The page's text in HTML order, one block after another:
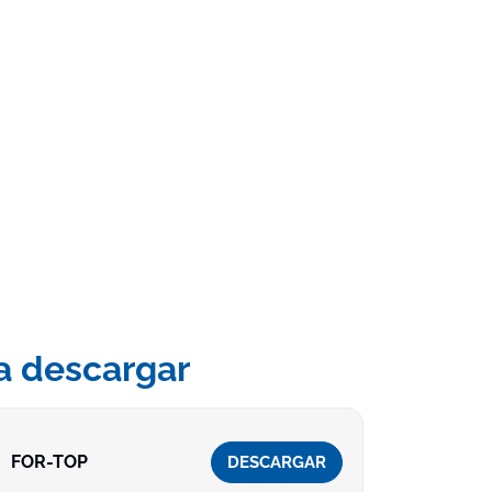
descargar
FOR-TOP DESCARGAR